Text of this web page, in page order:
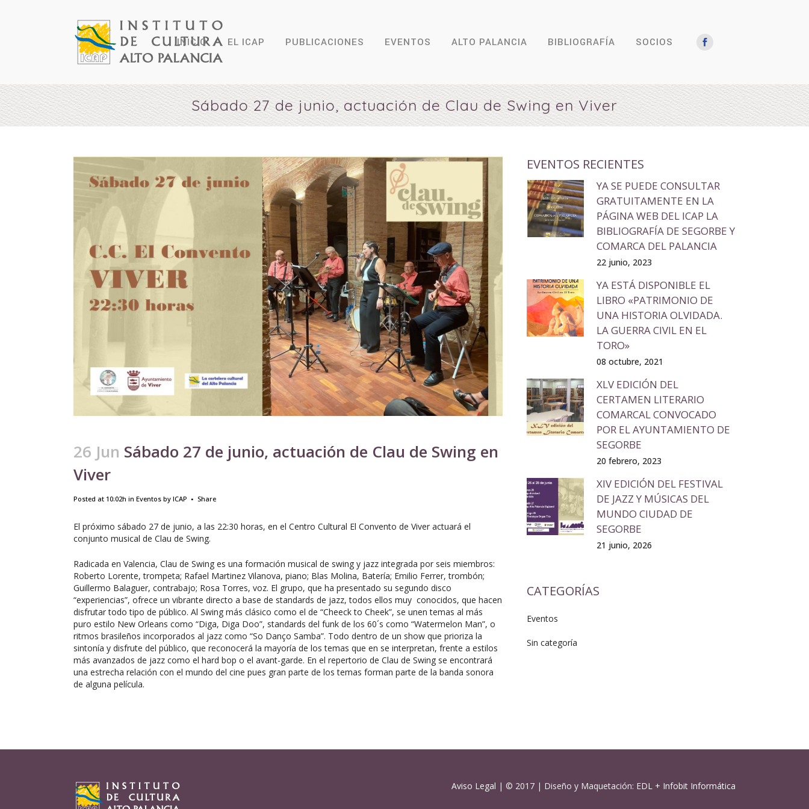
INICIO EL ICAP PUBLICACIONES EVENTOS ALTO PALANCIA BIBLIOGRAFÍA SOCIOS
Sábado 27 de junio, actuación de Clau de Swing en Viver
26 Jun Sábado 27 de junio, actuación de Clau de Swing en
Viver
Posted at 10:02h in Eventos by ICAP Share
El próximo sábado 27 de junio, a las 22:30 horas, en el Centro Cultural El Convento de Viver actuará el
conjunto musical de Clau de Swing.
Radicada en Valencia, Clau de Swing es una formación musical de swing y jazz integrada por seis miembros:
Roberto Lorente, trompeta; Rafael Martinez Vilanova, piano; Blas Molina, Batería; Emilio Ferrer, trombón;
Guillermo Balaguer, contrabajo; Rosa Torres, voz. El grupo, que ha presentado su segundo disco
“experiencias”, ofrece un vibrante directo a base de standards de jazz, todos ellos muy conocidos, que hacen
disfrutar todo tipo de público. Al Swing más clásico como el de “Cheeck to Cheek”, se unen temas al más
puro estilo New Orleans como “Diga, Diga Doo”, standards del funk de los 60´s como “Watermelon Man”, o
ritmos brasileños incorporados al jazz como “So Danço Samba”. Todo dentro de un show que prioriza la
sintonía y disfrute del público, que reconocerá la mayoría de los temas que en se interpretan, frente a estilos
más avanzados de jazz como el hard bop o el avant-garde. En el repertorio de Clau de Swing se encontrará
una estrecha relación con el mundo del cine pues gran parte de los temas forman parte de la banda sonora
de alguna película.
EVENTOS RECIENTES
YA SE PUEDE CONSULTAR
GRATUITAMENTE EN LA
PÁGINA WEB DEL ICAP LA
BIBLIOGRAFÍA DE SEGORBE Y
COMARCA DEL PALANCIA
22 junio, 2023
YA ESTÁ DISPONIBLE EL
LIBRO «PATRIMONIO DE
UNA HISTORIA OLVIDADA.
LA GUERRA CIVIL EN EL
TORO»
08 octubre, 2021
XLV EDICIÓN DEL
CERTAMEN LITERARIO
COMARCAL CONVOCADO
POR EL AYUNTAMIENTO DE
SEGORBE
20 febrero, 2023
XIV EDICIÓN DEL FESTIVAL
DE JAZZ Y MÚSICAS DEL
MUNDO CIUDAD DE
SEGORBE
21 junio, 2026
CATEGORÍAS
Eventos
Sin categoría
Aviso Legal | © 2017 | Diseño y Maquetación: EDL + Infobit Informática